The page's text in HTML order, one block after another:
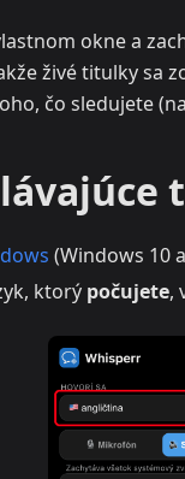
okne a
živé titulky sa
čo sledujete
(Windows 10
ktorý počujete,